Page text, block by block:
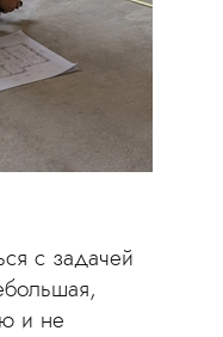
с задачей
и не